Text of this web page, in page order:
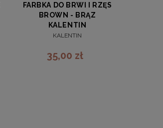
FARBKA DO BRWI I RZĘS
BROWN - BRĄZ
KALENTIN
KALENTIN
35,00 zł